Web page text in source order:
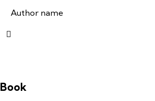
Author name